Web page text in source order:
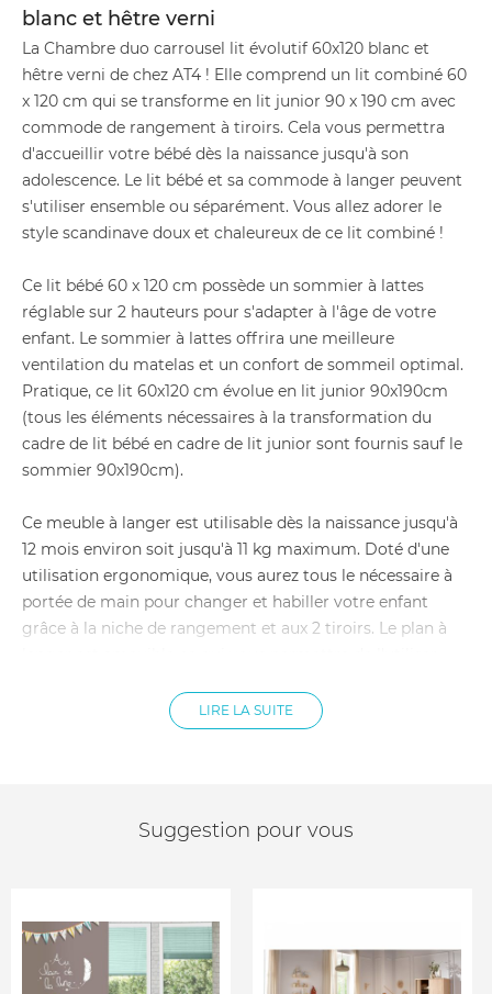
blanc et hêtre verni
La Chambre duo carrousel lit évolutif 60x120 blanc et
hêtre verni de chez AT4 ! Elle comprend un lit combiné 60
x 120 cm qui se transforme en lit junior 90 x 190 cm avec
commode de rangement à tiroirs. Cela vous permettra
d'accueillir votre bébé dès la naissance jusqu'à son
adolescence. Le lit bébé et sa commode à langer peuvent
s'utiliser ensemble ou séparément. Vous allez adorer le
style scandinave doux et chaleureux de ce lit combiné !
Ce lit bébé 60 x 120 cm possède un sommier à lattes
réglable sur 2 hauteurs pour s'adapter à l'âge de votre
enfant. Le sommier à lattes offrira une meilleure
ventilation du matelas et un confort de sommeil optimal.
Pratique, ce lit 60x120 cm évolue en lit junior 90x190cm
(tous les éléments nécessaires à la transformation du
cadre de lit bébé en cadre de lit junior sont fournis sauf le
sommier 90x190cm).
Ce meuble à langer est utilisable dès la naissance jusqu'à
12 mois environ soit jusqu'à 11 kg maximum. Doté d'une
utilisation ergonomique, vous aurez tous le nécessaire à
portée de main pour changer et habiller votre enfant
grâce à la niche de rangement et aux 2 tiroirs. Le plan à
Caractéristiques du lit combiné 60x120 cm Carrousel :
Plan à langer utilisable jusqu’à 11kg
Pour matelas à langer de 65 x 52 x 1,5 cm (non fourni), à
Meuble à langer à fixer au mur (en installation sans plan
à langer)
Livré en kit, à monter soi-même
LIRE LA SUITE
Suggestion pour vous